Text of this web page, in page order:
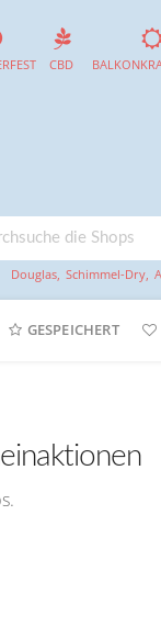
CBD
Douglas, Schimmel-Dry,
GESPEICHERT